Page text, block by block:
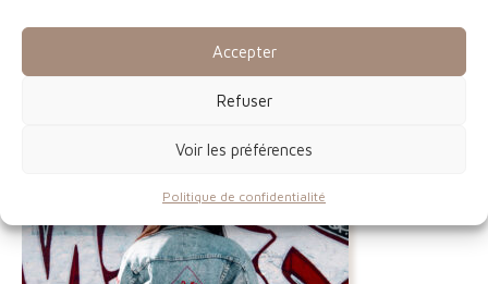
Accepter
Refuser
Voir les préférences
Politique de confidentialité